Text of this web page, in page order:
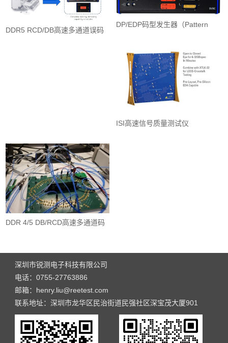
DDR5 RCD/DB高速多通道误码
DP/EDP码型发生器（Pattern
ISI高速信号质量测试仪
DDR 4/5 DB/RCD高速多通道码
深圳市锐测电子科技有限公司
电话：0755-27763886
邮箱：henry.liu@reetest.com
联系地址：深圳市龙华区民治街道民强社区深宝茂大厦901